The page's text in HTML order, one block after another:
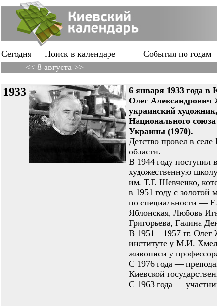
Сегодня Поиск в календаре
События по годам
<< 8 августа >>
1933
6 января 1933 года в
Олег
украинский
Национального
Украины (1970).
Детство провел в селе
области.
В 1944 году поступил
художественную школу
им. Т.Г. Шевченко,
в 1951 году с золотой
по специальности —
Яблонская, Любовь
Григорьева, Галина
В 1951—1957 гг. Олег
институте у М.И.
живописи у
С 1976 года —
Киевской
С 1963 года —